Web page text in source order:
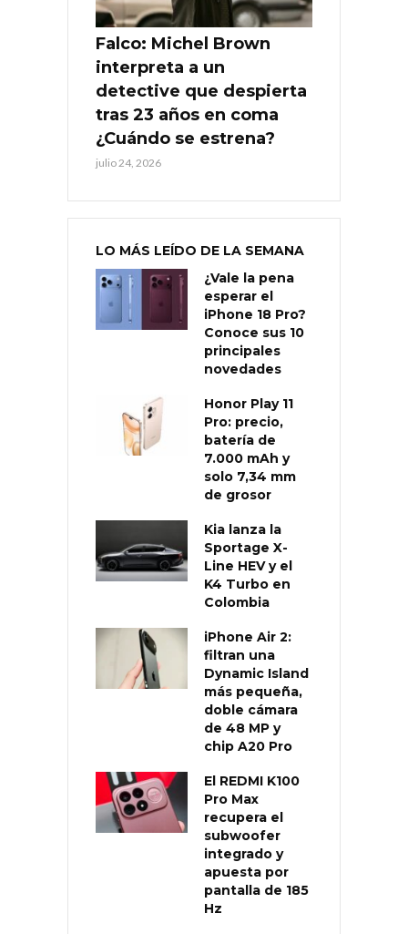
Falco: Michel Brown
interpreta a un
detective que despierta
tras 23 años en coma
¿Cuándo se estrena?
julio 24, 2026
LO MÁS LEÍDO DE LA SEMANA
¿Vale la pena
esperar el
iPhone 18 Pro?
Conoce sus 10
principales
novedades
Honor Play 11
Pro: precio,
batería de
7.000 mAh y
solo 7,34 mm
de grosor
Kia lanza la
Sportage X-
Line HEV y el
K4 Turbo en
Colombia
iPhone Air 2:
filtran una
Dynamic Island
más pequeña,
doble cámara
de 48 MP y
chip A20 Pro
El REDMI K100
Pro Max
recupera el
subwoofer
integrado y
apuesta por
pantalla de 185
Hz